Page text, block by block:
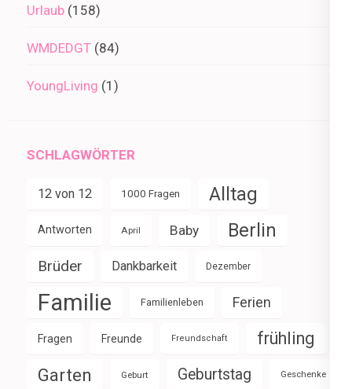
Urlaub (158)
WMDEDGT (84)
YoungLiving (1)
SCHLAGWÖRTER
12 von 12 1000 Fragen Alltag
Antworten April Baby Berlin
Brüder Dankbarkeit Dezember
Familie Familienleben Ferien
Fragen Freunde Freundschaft frühling
Garten Geburt Geburtstag Geschenke